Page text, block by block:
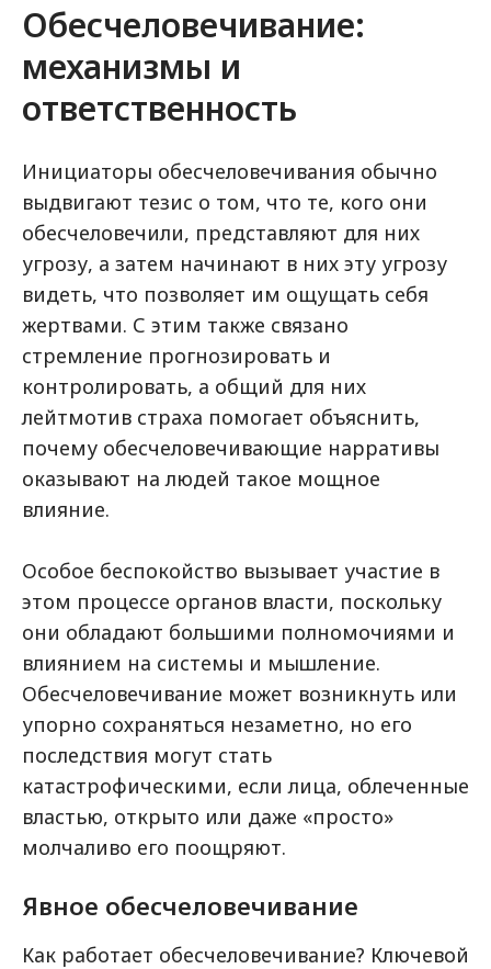
Обесчеловечивание:
механизмы и
ответственность
Инициаторы обесчеловечивания обычно
выдвигают тезис о том, что те, кого они
обесчеловечили, представляют для них
угрозу, а затем начинают в них эту угрозу
видеть, что позволяет им ощущать себя
жертвами. С этим также связано
стремление прогнозировать и
контролировать, а общий для них
лейтмотив страха помогает объяснить,
почему обесчеловечивающие нарративы
оказывают на людей такое мощное
влияние.
Особое беспокойство вызывает участие в
этом процессе органов власти, поскольку
они обладают большими полномочиями и
влиянием на системы и мышление.
Обесчеловечивание может возникнуть или
упорно сохраняться незаметно, но его
последствия могут стать
катастрофическими, если лица, облеченные
властью, открыто или даже «просто»
молчаливо его поощряют.
Явное обесчеловечивание
Как работает обесчеловечивание? Ключевой